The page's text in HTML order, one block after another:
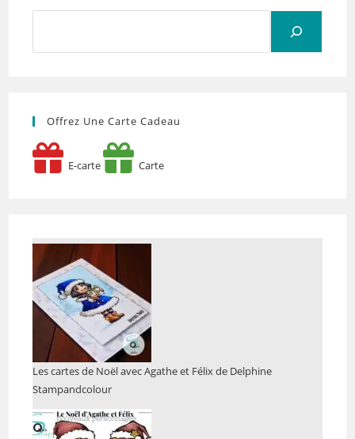
Offrez Une Carte Cadeau
E-carte Carte
Les cartes de Noël avec Agathe et Félix de Delphine
Stampandcolour